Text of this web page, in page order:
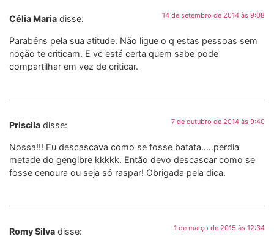
Célia Maria disse: 14 de setembro de 2014 às 9:08
Parabéns pela sua atitude. Não ligue o q estas pessoas sem
noção te criticam. E vc está certa quem sabe pode
compartilhar em vez de criticar.
Priscila disse: 7 de outubro de 2014 às 9:40
Nossa!!! Eu descascava como se fosse batata…..perdia
metade do gengibre kkkkk. Então devo descascar como se
fosse cenoura ou seja só raspar! Obrigada pela dica.
Romy Silva disse: 1 de março de 2015 às 12:34